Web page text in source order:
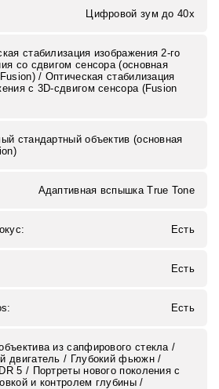
Цифровой зум до 40x
стабилизация изображения 2-го
со сдвигом сенсора (основная
/ Оптическая стабилизация
с 3D-сдвигом сенсора (Fusion
стандартный объектив (основная
Адаптивная вспышка True Tone
Есть
Есть
Есть
из сапфирового стекла /
двигатель / Глубокий фьюжн /
5 / Портреты нового поколения с
и контролем глубины /